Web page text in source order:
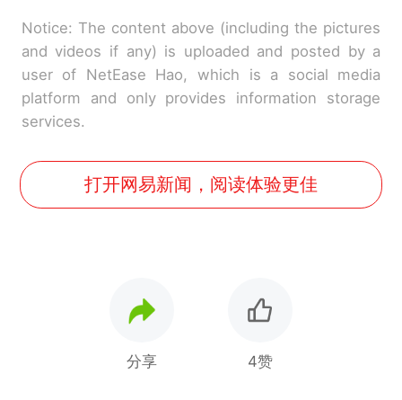
Notice: The content above (including the pictures
and videos if any) is uploaded and posted by a
user of NetEase Hao, which is a social media
platform and only provides information storage
services.
打开网易新闻，阅读体验更佳
分享 4赞